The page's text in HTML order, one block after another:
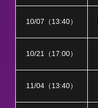
10/07 （13:40）
10/21 （17:00）
11/04 （13:40）